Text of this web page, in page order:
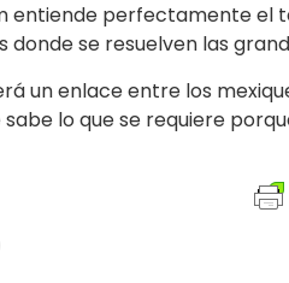
entiende perfectamente
se resuelven las
un enlace entre los
lo que se requiere